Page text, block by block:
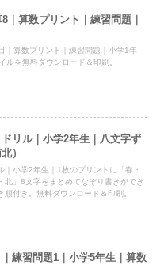
｜算数プリント｜練習問題｜
｜算数プリント｜練習問題｜小学1年
ルを無料ダウンロード＆印刷。
リル｜小学2年生｜八文字ず
）
｜小学2年生｜1枚のプリントに「春・
北」8文字をまとめてなぞり書きができ
付き。無料ダウンロード＆印刷。
練習問題1｜小学5年生｜算数